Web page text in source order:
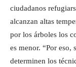
ciudadanos
alcanzan altas
por los árboles los
es menor. “Por eso,
determinen los